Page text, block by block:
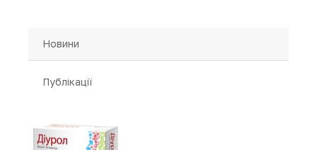
Новини
Публікації